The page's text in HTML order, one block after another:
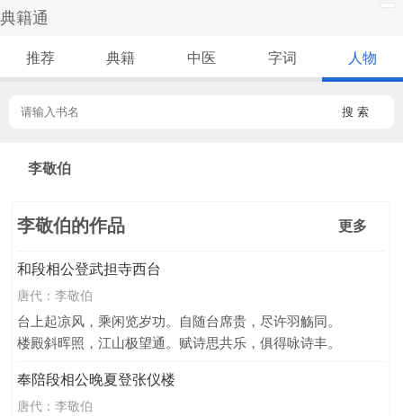
典籍通
推荐 典籍 中医 字词 人物
搜 索
李敬伯
李敬伯的作品 更多
和段相公登武担寺西台
唐代：李敬伯
台上起凉风，乘闲览岁功。自随台席贵，尽许羽觞同。
楼殿斜晖照，江山极望通。赋诗思共乐，俱得咏诗丰。
奉陪段相公晚夏登张仪楼
唐代：李敬伯